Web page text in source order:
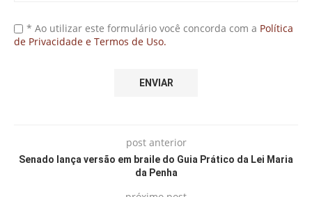
* Ao utilizar este formulário você concorda com a Política
de Privacidade e Termos de Uso.
post anterior
Senado lança versão em braile do Guia Prático da Lei Maria
da Penha